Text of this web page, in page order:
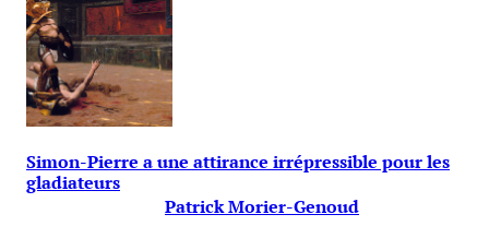
Simon-Pierre a une attirance irrépressible pour les
gladiateurs
Patrick Morier-Genoud